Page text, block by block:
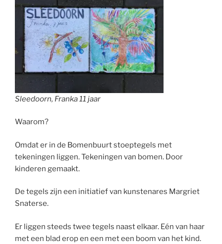
Sleedoorn, Franka 11 jaar
Waarom?
Omdat er in de Bomenbuurt stoeptegels met
tekeningen liggen. Tekeningen van bomen. Door
kinderen gemaakt.
De tegels zijn een initiatief van kunstenares Margriet
Snaterse.
Er liggen steeds twee tegels naast elkaar. Eén van haar
met een blad erop en een met een boom van het kind.